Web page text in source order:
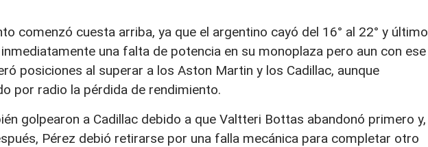
comenzó cuesta arriba, ya que el argentino cayó del 16° al 22° y último
una falta de potencia en su monoplaza pero aun con ese
posiciones al superar a los Aston Martin y los Cadillac, aunque
por radio la pérdida de rendimiento.
golpearon a Cadillac debido a que Valtteri Bottas abandonó primero y,
Pérez debió retirarse por una falla mecánica para completar otro